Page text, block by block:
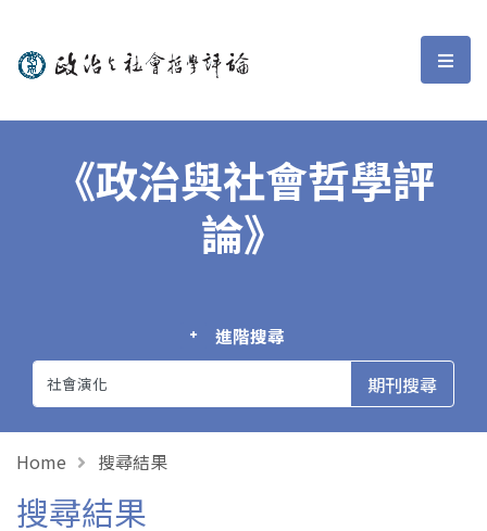
政治與社會哲學評論 選
《政治與社會哲學評
論》
進階搜尋
Home 搜尋結果
搜尋結果